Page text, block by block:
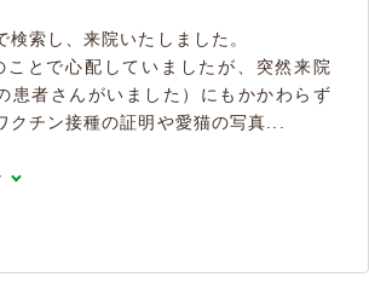
索し、来院いたしました。
とで心配していましたが、突然来院
患者さんがいました）にもかかわらず
チン接種の証明や愛猫の写真...